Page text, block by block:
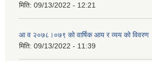
मिति: 09/13/2022 - 12:21
आ‍ व २०७८।०७९ को वार्षिक आय र व्यय को विवरण
मिति: 09/13/2022 - 11:39